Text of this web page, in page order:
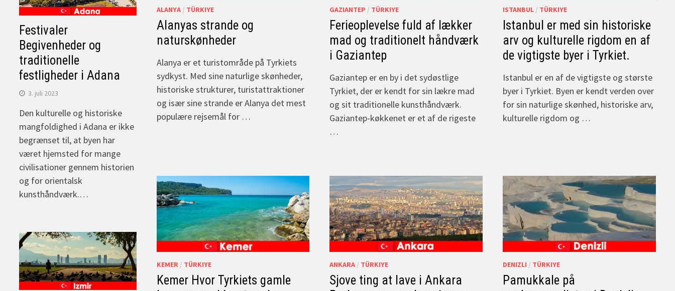
ALANYA/ TÜRKIYE
Alanyas strande og
naturskønheder
Alanya er et turistområde på Tyrkiets
sydkyst. Med sine naturlige skønheder,
historiske strukturer, turistattraktioner
og især sine strande er Alanya det mest
populære rejsemål for …
GAZIANTEP / TÜRKIYE
Ferieoplevelse fuld af lækker
mad og traditionelt håndværk
i Gaziantep
Gaziantep er en by i det sydøstlige
Tyrkiet, der er kendt for sin lækre mad
og sit traditionelle kunsthåndværk.
Gaziantep-køkkenet er et af de rigeste
…
ISTANBUL / TÜRKIYE
Istanbul er med sin historiske
arv og kulturelle rigdom en af
de vigtigste byer i Tyrkiet.
Istanbul er en af de vigtigste og største
byer i Tyrkiet. Byen er kendt verden over
for sin naturlige skønhed, historiske arv,
kulturelle rigdom og …
KEMER/ TÜRKIYE
Kemer Hvor Tyrkiets gamle
ANKARA / TÜRKIYE
Sjove ting at lave i Ankara
DENIZLI / TÜRKIYE
Pamukkale på
Festivaler
Begivenheder og
traditionelle
festligheder i Adana
3. juli 2023
Den kulturelle og historiske
mangfoldighed i Adana er ikke
begrænset til, at byen har
været hjemsted for mange
civilisationer gennem historien
og for orientalsk
kunsthåndværk.…